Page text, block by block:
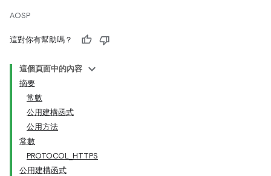
AOSP
這對你有幫助嗎？
這個頁面中的內容
摘要
常數
公用建構函式
公用方法
常數
PROTOCOL_HTTPS
公用建構函式